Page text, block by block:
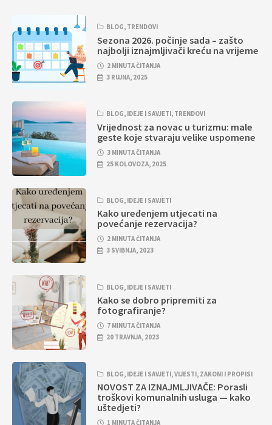
BLOG, TRENDOVI
Sezona 2026. počinje sada – zašto
najbolji iznajmljivači kreću na vrijeme
2 MINUTA ČITANJA
3 RUJNA, 2025
BLOG, IDEJE I SAVJETI, TRENDOVI
Vrijednost za novac u turizmu: male
geste koje stvaraju velike uspomene
3 MINUTA ČITANJA
25 KOLOVOZA, 2025
BLOG, IDEJE I SAVJETI
Kako uređenjem utjecati na
povećanje rezervacija?
2 MINUTA ČITANJA
3 SVIBNJA, 2023
BLOG, IDEJE I SAVJETI
Kako se dobro pripremiti za
fotografiranje?
7 MINUTA ČITANJA
20 TRAVNJA, 2023
BLOG, IDEJE I SAVJETI,VIJESTI, ZAKONI I PROPISI
NOVOST ZA IZNAJMLJIVAČE: Porasli
troškovi komunalnih usluga — kako
uštedjeti?
1 MINUTA ČITANJA